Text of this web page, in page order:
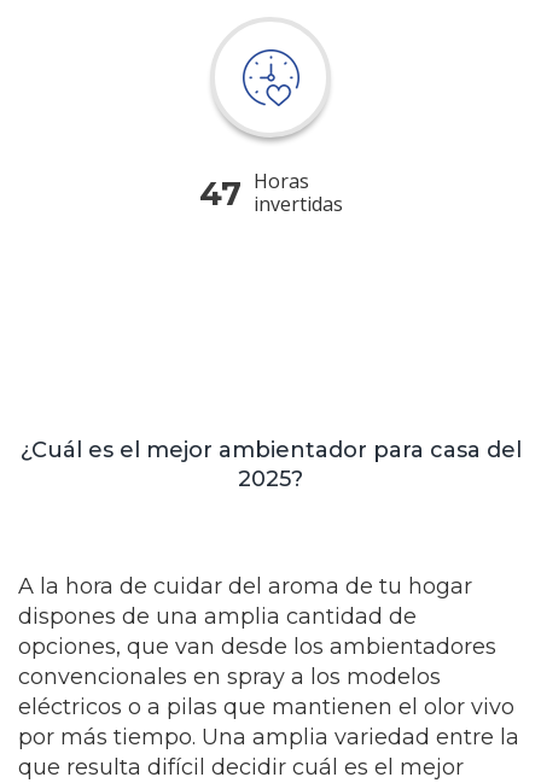
47 Horas
invertidas
¿Cuál es el mejor ambientador para casa del
2025?
A la hora de cuidar del aroma de tu hogar
dispones de una amplia cantidad de
opciones, que van desde los ambientadores
convencionales en spray a los modelos
eléctricos o a pilas que mantienen el olor vivo
por más tiempo. Una amplia variedad entre la
que resulta difícil decidir cuál es el mejor